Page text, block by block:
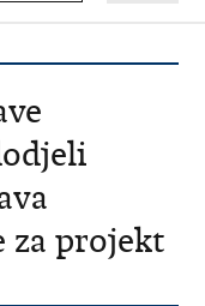
projekt